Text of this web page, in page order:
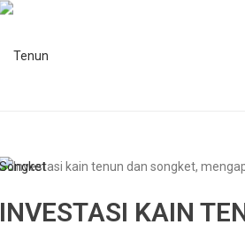
INVESTASI KAIN